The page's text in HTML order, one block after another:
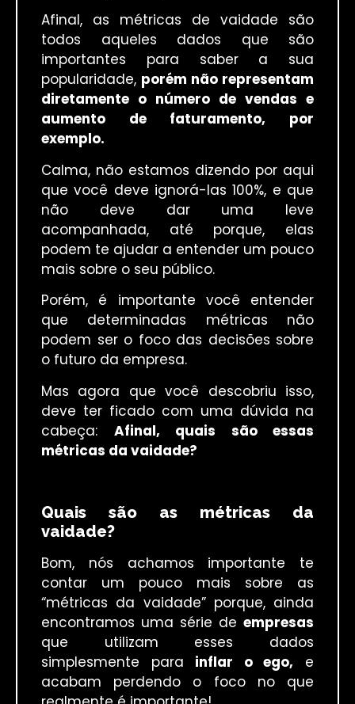
Afinal, as métricas de vaidade são
todos aqueles dados que são
importantes para saber a sua
popularidade, porém não representam
diretamente o número de vendas e
aumento de faturamento, por
exemplo.
Calma, não estamos dizendo por aqui
que você deve ignorá-las 100%, e que
não deve dar uma leve
acompanhada, até porque, elas
podem te ajudar a entender um pouco
mais sobre o seu público.
Porém, é importante você entender
que determinadas métricas não
podem ser o foco das decisões sobre
o futuro da empresa.
Mas agora que você descobriu isso,
deve ter ficado com uma dúvida na
cabeça: Afinal, quais são essas
métricas da vaidade?
Quais são as métricas da
vaidade?
Bom, nós achamos importante te
contar um pouco mais sobre as
“métricas da vaidade” porque, ainda
encontramos uma série de empresas
que utilizam esses dados
simplesmente para inflar o ego, e
acabam perdendo o foco no que